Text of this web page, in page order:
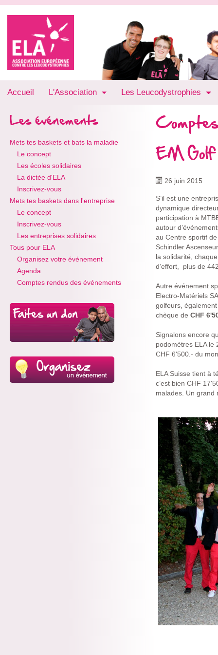
Accueil L'Association Les Leucodystrophies
Les événements
Mets tes baskets et bats la maladie
Le concept
Les écoles solidaires
La dictée d'ELA
Inscrivez-vous
Mets tes baskets dans l'entreprise
Le concept
Inscrivez-vous
Les entreprises solidaires
Tous pour ELA
Organisez votre événement
Agenda
Comptes rendus des événements
EM
26 juin 2015
S’il est une
dynamique
participation à
autour
au Centre sportif
Schindler
la solidarité,
d’effort, plus de
Autre événement
Electro-Matériels
golfeurs,
chèque de CHF
Signalons encore
podomètres ELA le
CHF 6'500.- du
ELA Suisse tient à
c’est bien CHF
malades. Un grand